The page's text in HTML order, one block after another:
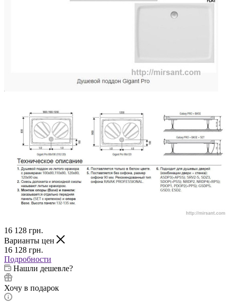
16 128 грн.
Варианты цен
16 128 грн.
Подробности
Нашли дешевле?
Хочу в подарок